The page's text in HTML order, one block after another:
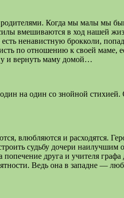
Когда мы малы мы
вмешиваются в ход нашей
ненавистную брокколи,
по отношению к своей маме,
и вернуть маму домой…
на один со знойной стихией.
влюбляются и расходятся.
судьбу дочери наилучшим
друга и учителя графа
Ведь она в западне —